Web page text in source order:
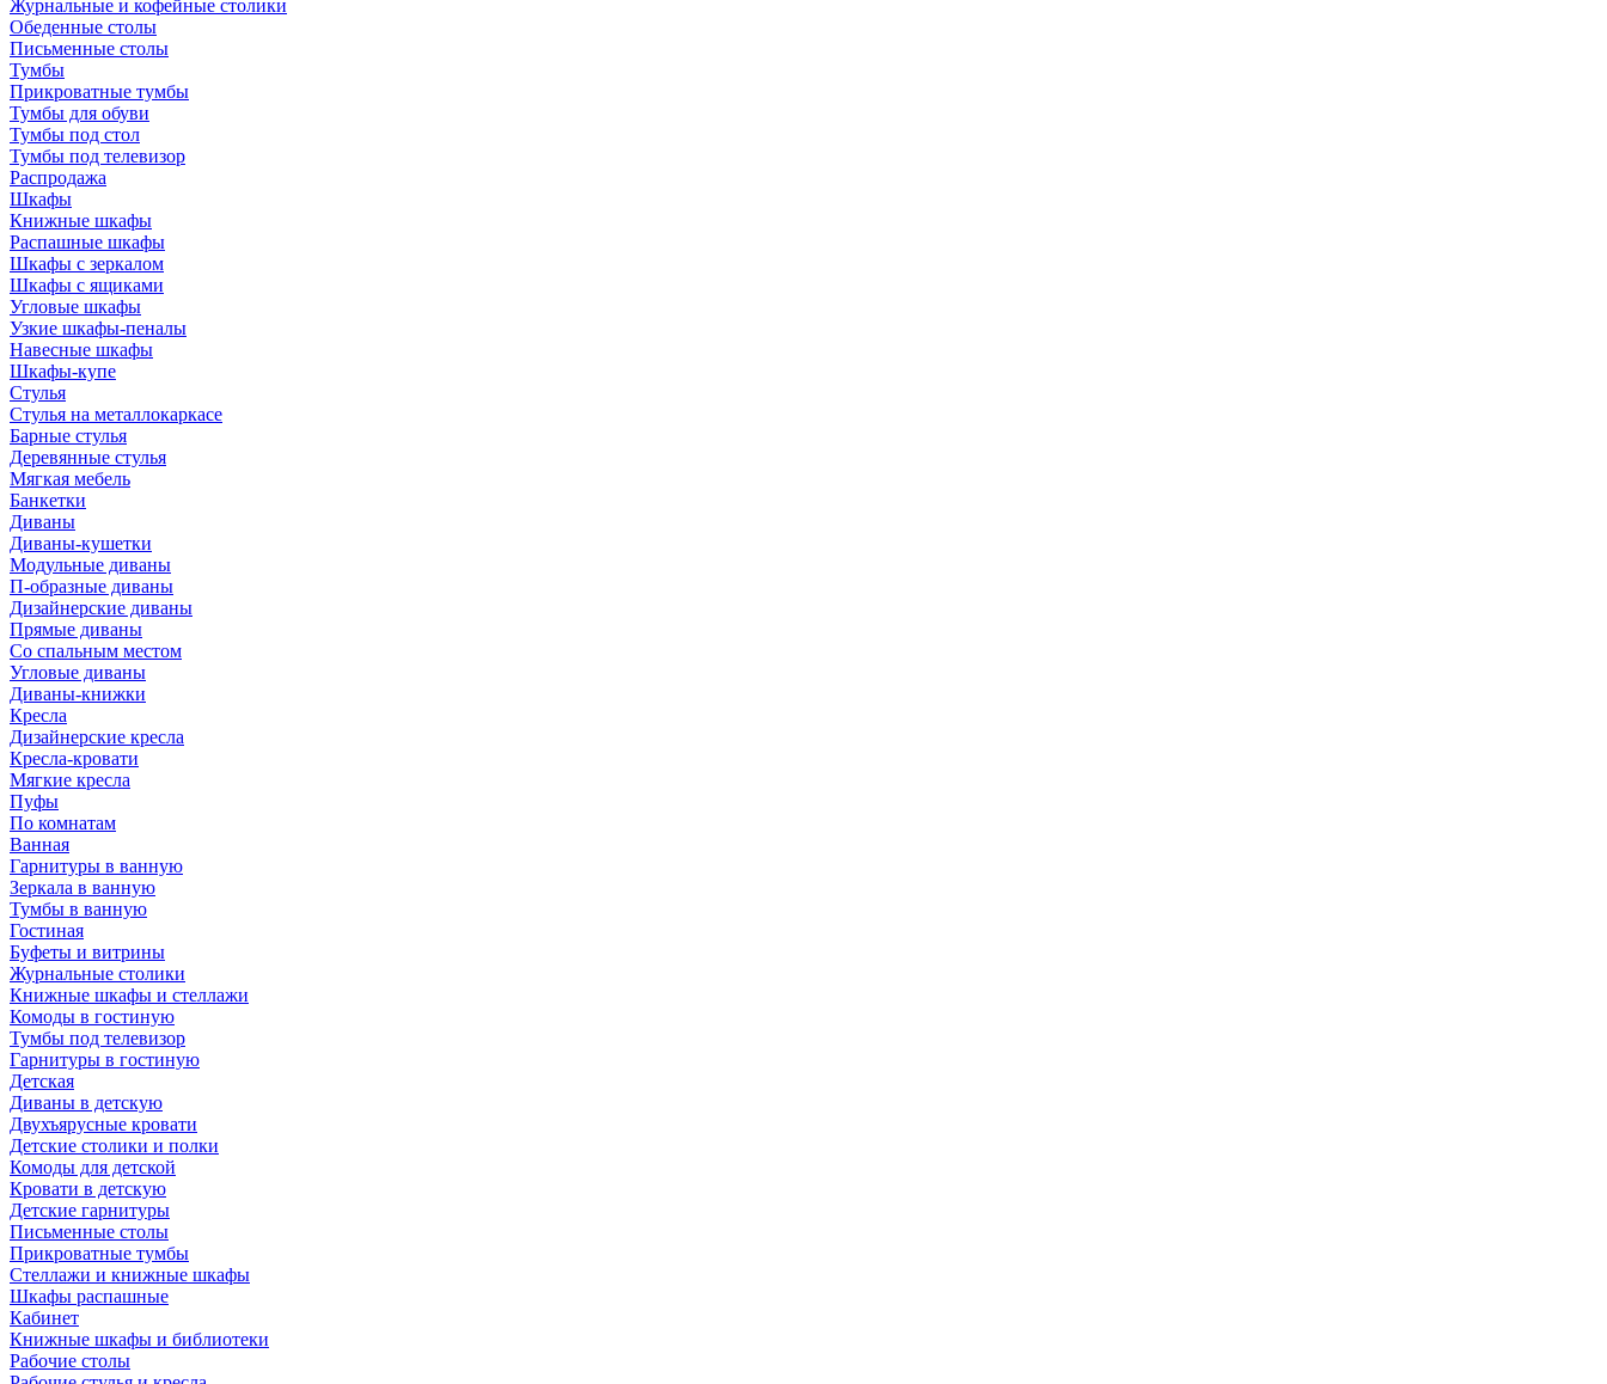
Журнальные и кофейные столики
Обеденные столы
Письменные столы
Тумбы
Прикроватные тумбы
Тумбы для обуви
Тумбы под стол
Тумбы под телевизор
Распродажа
Шкафы
Книжные шкафы
Распашные шкафы
Шкафы с зеркалом
Шкафы с ящиками
Угловые шкафы
Узкие шкафы-пеналы
Навесные шкафы
Шкафы-купе
Стулья
Стулья на металлокаркасе
Барные стулья
Деревянные стулья
Мягкая мебель
Банкетки
Диваны
Диваны-кушетки
Модульные диваны
П-образные диваны
Дизайнерские диваны
Прямые диваны
Со спальным местом
Угловые диваны
Диваны-книжки
Кресла
Дизайнерские кресла
Кресла-кровати
Мягкие кресла
Пуфы
По комнатам
Ванная
Гарнитуры в ванную
Зеркала в ванную
Тумбы в ванную
Гостиная
Буфеты и витрины
Журнальные столики
Книжные шкафы и стеллажи
Комоды в гостиную
Тумбы под телевизор
Гарнитуры в гостиную
Детская
Диваны в детскую
Двухъярусные кровати
Детские столики и полки
Комоды для детской
Кровати в детскую
Детские гарнитуры
Письменные столы
Прикроватные тумбы
Стеллажи и книжные шкафы
Шкафы распашные
Кабинет
Книжные шкафы и библиотеки
Рабочие столы